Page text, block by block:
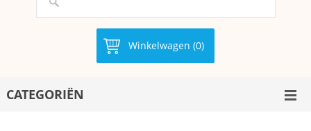
Winkelwagen (0)
CATEGORIËN